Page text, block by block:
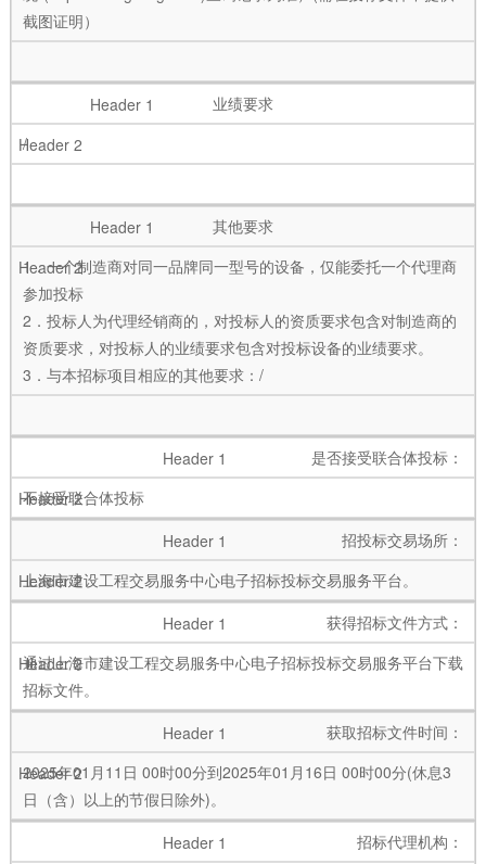
截图证明）
业绩要求
/
其他要求
1．一个制造商对同一品牌同一型号的设备，仅能委托一个代理商
参加投标
2．投标人为代理经销商的，对投标人的资质要求包含对制造商的
资质要求，对投标人的业绩要求包含对投标设备的业绩要求。
3．与本招标项目相应的其他要求：/
是否接受联合体投标：
不接受联合体投标
招投标交易场所：
上海市建设工程交易服务中心电子招标投标交易服务平台。
获得招标文件方式：
通过上海市建设工程交易服务中心电子招标投标交易服务平台下载
招标文件。
获取招标文件时间：
2025年01月11日 00时00分到2025年01月16日 00时00分(休息3
日（含）以上的节假日除外)。
招标代理机构：